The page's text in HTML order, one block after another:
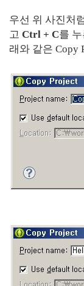
우선 위 사진처
고 Ctrl + C를
래와 같은 Copy